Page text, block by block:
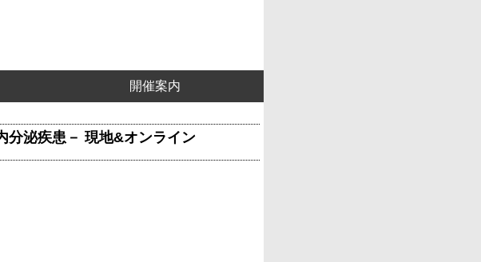
開催案内
分泌疾患－ 現地&オンライン